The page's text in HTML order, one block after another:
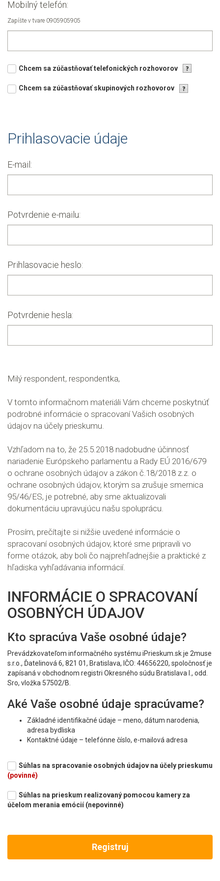
Mobilný telefón:
Zapíšte v tvare 0905905905
Chcem sa zúčastňovať telefonických rozhovorov
Chcem sa zúčastňovať skupinových rozhovorov
Prihlasovacie údaje
E-mail:
Potvrdenie e-mailu:
Prihlasovacie heslo:
Potvrdenie hesla:
Milý respondent, respondentka,
V tomto informačnom materiáli Vám chceme poskytnúť
podrobné informácie o spracovaní Vašich osobných
údajov na účely prieskumu.
Vzhľadom na to, že 25.5.2018 nadobudne účinnosť
nariadenie Európskeho parlamentu a Rady EÚ 2016/679
o ochrane osobných údajov a zákon č.18/2018 z.z. o
ochrane osobných údajov, ktorým sa zrušuje smernica
95/46/ES, je potrebné, aby sme aktualizovali
dokumentáciu upravujúcu našu spoluprácu.
Prosím, prečítajte si nižšie uvedené informácie o
spracovaní osobných údajov, ktoré sme pripravili vo
forme otázok, aby boli čo najprehľadnejšie a praktické z
hľadiska vyhľadávania informácií.
INFORMÁCIE O SPRACOVANÍ
OSOBNÝCH ÚDAJOV
Kto spracúva Vaše osobné údaje?
Prevádzkovateľom informačného systému iPrieskum.sk je 2muse
s.r.o., Ďatelinová 6, 821 01, Bratislava, IČO: 44656220, spoločnosť je
zapísaná v obchodnom registri Okresného súdu Bratislava I., odd.
Sro, vložka 57502/B.
Aké Vaše osobné údaje spracúvame?
Základné identifikačné údaje – meno, dátum narodenia,
adresa bydliska
Kontaktné údaje – telefónne číslo, e-mailová adresa
výdavkoch za tovary a služby, počte detí, počet osôb v
domácnosti
Z akých zdrojov osobné údaje
Vašim súhlasom priamo od Vás. Tieto osobné údaje uvádzate pri
registrácii na iPrieskum.sk a postupným dopĺňaním údajov na
svojom konte.
Súhlas na spracovanie osobných údajov na účely prieskumu
(povinné)
Súhlas na prieskum realizovaný pomocou kamery za
účelom merania emócií (nepovinné)